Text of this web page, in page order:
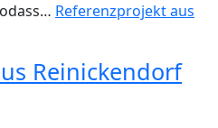
Referenzprojekt aus
Reinickendorf